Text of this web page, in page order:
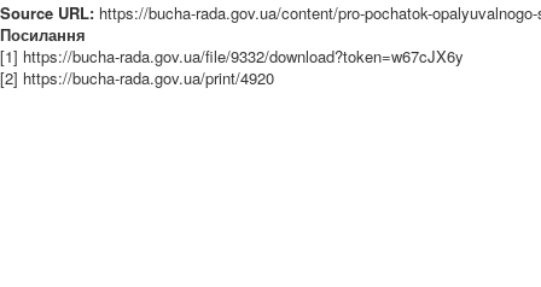
Source URL: https://bucha-rada.gov.ua/content/pro-pochatok-
Посилання
[1] https://bucha-rada.gov.ua/file/9332/download?token=w67cJX6y
[2] https://bucha-rada.gov.ua/print/4920